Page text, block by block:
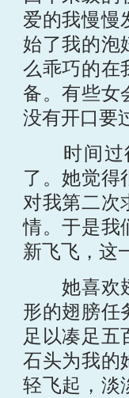
爱的我慢慢
始了我的泡
么乖巧的在
备。有些女
没有开口要
时间过得
了。她觉得
对我第二次
情。于是我
新飞飞，这
她喜欢翅
形的翅膀任
足以凑足五
石头为我的
轻飞起，淡